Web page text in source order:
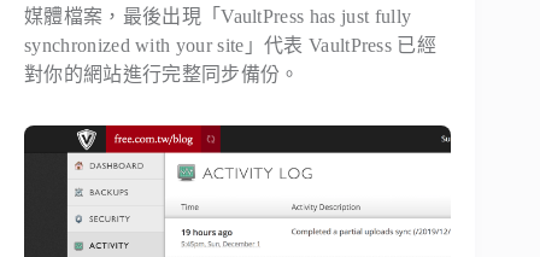
媒體檔案，最後出現「VaultPress has just fully
synchronized with your site」代表 VaultPress 已經
對你的網站進行完整同步備份。